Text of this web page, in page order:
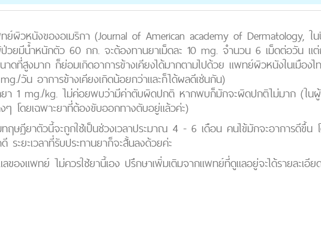
ทย์ผิวหนังของอเมริกา (Journal of American academy of Dermatology, ใ
วยมีน้ำหนักตัว 60 กก. จะต้องทานยาเม็ดละ 10 mg. จำนวน 6 เม็ดต่อวัน แต่
ที่สูงมาก ก็ย่อมเกิดอาการข้างเคียงได้มากตามไปด้วย แพทย์ผิวหนังในเมืองไ
วัน อาการข้างเคียงเกิดน้อยกว่าและก็ได้ผลดีเช่นกัน)
ยา 1 mg./kg. ไม่ค่อยพบว่ามีค่าตับผิดปกติ หากพบก็มักจะผิดปกติไม่มาก (ใน
โดยเฉพาะยาที่ต้องขับออกทางตับอยู่แล้วค่ะ)
ทฤษฏียาตัวนี้จะถูกใช้เป็นช่วงเวลาประมาณ 4 - 6 เดือน คนไข้มักจะอาการดีขึ้น
ะยะเวลาที่รับประทานยาก็จะสั้นลงด้วยค่ะ
ของแพทย์ ไม่ควรใช้ยานี้เอง ปรึกษาเพิ่มเติมจากแพทย์ที่ดูแลอยู่จะได้รายละเอีย